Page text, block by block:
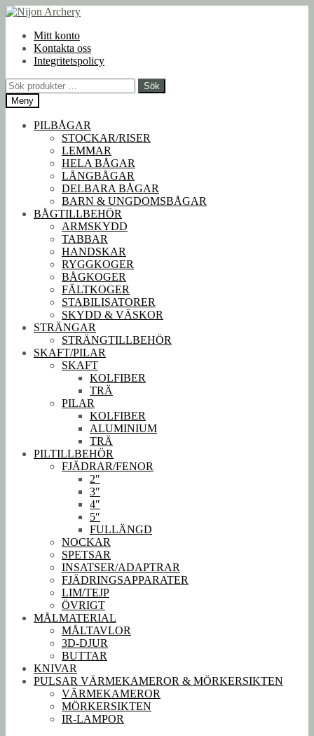
Hoppa
navigering
Hoppa
innehållMitt konto
Kontakta oss
Integritetspolicy
Sök
efter:
Sök
Meny
PILBÅGAR
STOCKAR/RISER
LEMMAR
HELA BÅGAR
LÅNGBÅGAR
DELBARA BÅGAR
BARN & UNGDOMSBÅGAR
BÅGTILLBEHÖR
ARMSKYDD
TABBAR
HANDSKAR
RYGGKOGER
BÅGKOGER
FÄLTKOGER
STABILISATORER
SKYDD & VÄSKOR
STRÄNGAR
STRÄNGTILLBEHÖR
SKAFT/PILAR
SKAFT
KOLFIBER
TRÄ
PILAR
KOLFIBER
ALUMINIUM
TRÄ
PILTILLBEHÖR
FJÄDRAR/FENOR
2″
3″
4″
5″
FULLÄNGD
NOCKAR
SPETSAR
INSATSER/ADAPTRAR
FJÄDRINGSAPPARATER
LIM/TEJP
ÖVRIGT
MÅLMATERIAL
MÅLTAVLOR
3D-DJUR
BUTTAR
KNIVAR
PULSAR VÄRMEKAMEROR & MÖRKERSIKTEN
VÄRMEKAMEROR
MÖRKERSIKTEN
IR-LAMPOR